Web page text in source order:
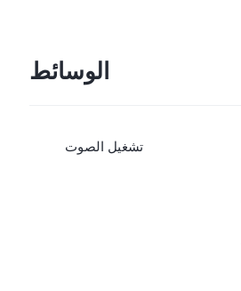
الوسائط
تشغيل الصوت